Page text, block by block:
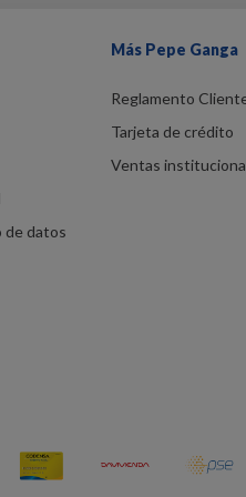
de datos
Más Pepe Ganga
Reglamento
Tarjeta de crédito
Ventas